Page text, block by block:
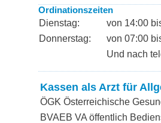
Ordinationszeiten
Dienstag:
von 14:00
Donnerstag:
von 07:00
Und nach
Kassen als Arzt für
ÖGK Österreichische
BVAEB VA öffentlich